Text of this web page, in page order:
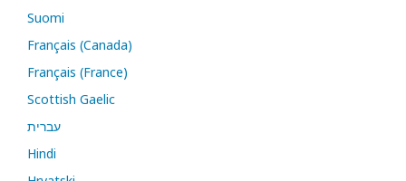
Suomi
Français (Canada)
Français (France)
Scottish Gaelic
עברית
Hindi